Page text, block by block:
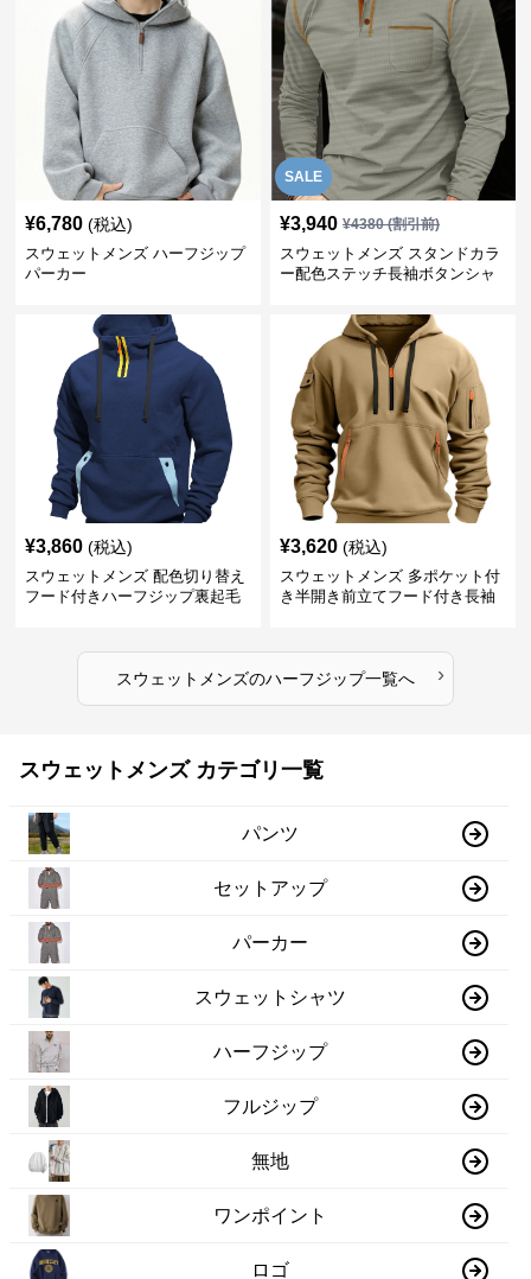
¥6,780 (税込)
スウェットメンズ ハーフジップ
パーカー
SALE
¥3,940 ¥4380(割引前)
スウェットメンズ スタンドカラ
ー配色ステッチ長袖ボタンシャ
¥3,860 (税込)
スウェットメンズ 配色切り替え
フード付きハーフジップ裏起毛
¥3,620 (税込)
スウェットメンズ 多ポケット付
き半開き前立てフード付き長袖
スウェットメンズのハーフジップ一覧へ ›
スウェットメンズ カテゴリ一覧
パンツ
セットアップ
パーカー
スウェットシャツ
ハーフジップ
フルジップ
無地
ワンポイント
ロゴ